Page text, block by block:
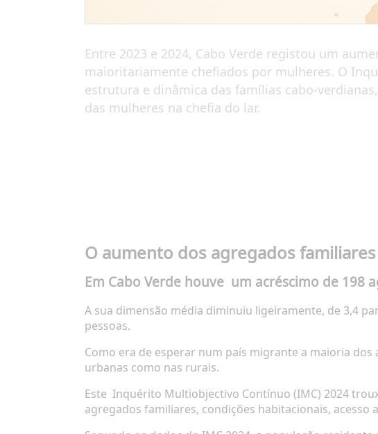
Entre 2023 e 2024, Cabo Verde registou um
maioritariamente chefiados por mulheres. O
estrutura e dinâmica das famílias cabo-
das mulheres na chefia do lar.
O aumento dos agregados
Em Cabo Verde houve um acréscimo de
A sua dimensão média diminuiu ligeiramente, de 3,4
pessoas.
Como era de esperar num país migrante a maioria dos
urbanas como nas rurais.
Este Inquérito Multiobjectivo Contínuo (IMC) 2024
agregados familiares, condições habitacionais,